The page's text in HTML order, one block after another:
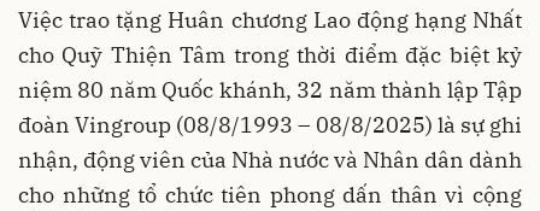
Việc trao tặng Huân chương Lao động hạng Nhất
cho Quỹ Thiện Tâm trong thời điểm đặc biệt kỷ
niệm 80 năm Quốc khánh, 32 năm thành lập Tập
đoàn Vingroup (08/8/1993 – 08/8/2025) là sự ghi
nhận, động viên của Nhà nước và Nhân dân dành
cho những tổ chức tiên phong dấn thân vì cộng